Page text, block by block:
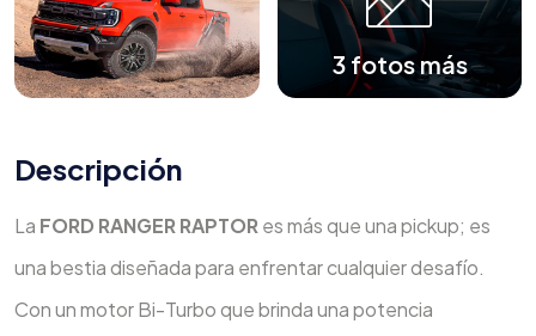
3 fotos más
Descripción
La FORD RANGER RAPTOR es más que una pickup; es
una bestia diseñada para enfrentar cualquier desafío.
Con un motor Bi-Turbo que brinda una potencia